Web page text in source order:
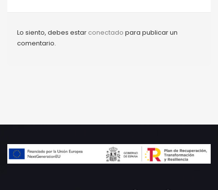
Lo siento, debes estar conectado para publicar un
comentario.